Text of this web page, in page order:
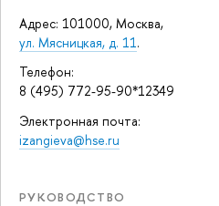
Адрес: 101000, Москва,
ул. Мясницкая, д. 11.
Телефон:
8 (495) 772-95-90*12349
Электронная почта:
izangieva@hse.ru
РУКОВОДСТВО